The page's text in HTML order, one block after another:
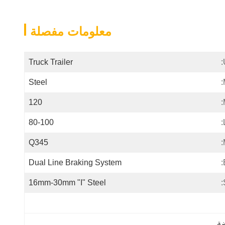
معلومات مفصلة
Truck Trailer
Steel
120
80-100
Q345
Dual Line Braking System
16mm-30mm "I" Steel